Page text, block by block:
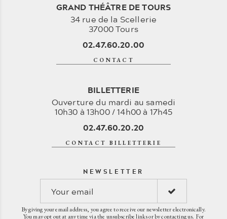
GRAND THÉÂTRE DE TOURS
34 rue de la Scellerie
37000 Tours
02.47.60.20.00
CONTACT
BILLETTERIE
Ouverture du mardi au samedi
10h30 à 13h00 / 14h00 à 17h45
02.47.60.20.20
CONTACT BILLETTERIE
NEWSLETTER
By giving your email address, you agree to receive our newsletter electronically.
You may opt out at any time via the unsubscribe links or by contacting us. For